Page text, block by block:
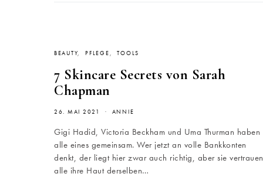
BEAUTY PFLEGE TOOLS
7 Skincare Secrets von Sarah
Chapman
26. MAI 2021 ANNIE
Gigi Hadid, Victoria Beckham und Uma Thurman haben
alle eines gemeinsam. Wer jetzt an volle Bankkonten
denkt, der liegt hier zwar auch richtig, aber sie vertrauen
alle ihre Haut derselben…